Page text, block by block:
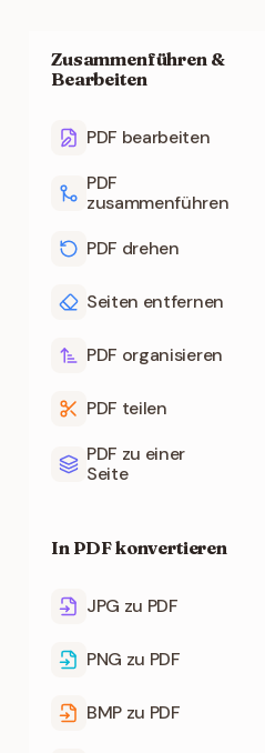
Zusammenführen &
Bearbeiten
PDF bearbeiten
PDF
zusammenführen
PDF drehen
Seiten entfernen
PDF organisieren
PDF teilen
PDF zu einer
Seite
In PDF konvertieren
JPG zu PDF
PNG zu PDF
BMP zu PDF